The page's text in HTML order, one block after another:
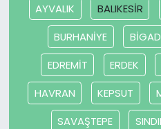
AYVALIK BALIKESİR
BURHANİYE
EDREMİT
ERDEK
HAVRAN
KEPSUT
SAVAŞTEPE
Teknoloji
TÜRKiYE
Video Galeri
YAŞAM